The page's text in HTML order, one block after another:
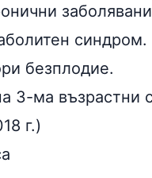
безплодие.
3-ма възрастни
г.)